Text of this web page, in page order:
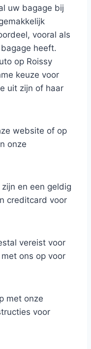
uw bagage bij
vooral als
heeft.
op Roissy
keuze voor
uit zijn of haar
website of op
onze
en een geldig
creditcard voor
vereist voor
ons op voor
met onze
voor